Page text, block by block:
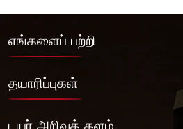
எங்களைப் பற்றி
தயாரிப்புகள்
டயர் அறிவுத் தளம்